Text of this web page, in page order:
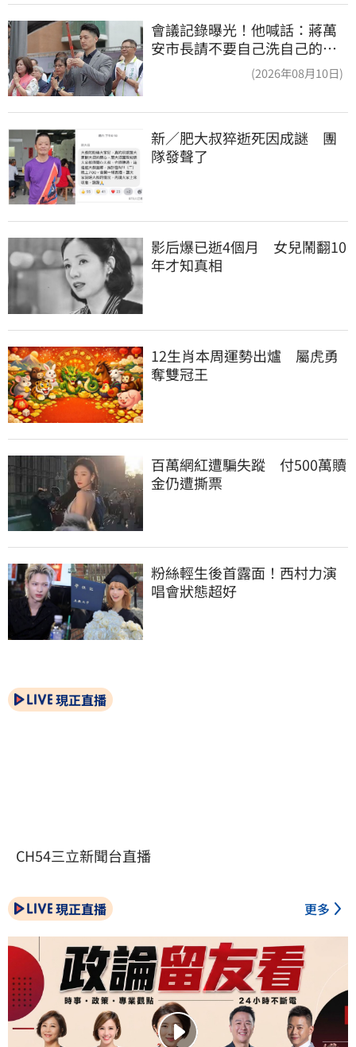
會議記錄曝光！他喊話：蔣萬
安市長請不要自己洗自己的記
(2026年08月10日)
新／肥大叔猝逝死因成謎　團
隊發聲了
影后爆已逝4個月　女兒鬧翻10
年才知真相
12生肖本周運勢出爐　屬虎勇
奪雙冠王
百萬網紅遭騙失蹤　付500萬贖
金仍遭撕票
粉絲輕生後首露面！西村力演
唱會狀態超好
現正直播
CH54三立新聞台直播
現正直播 更多